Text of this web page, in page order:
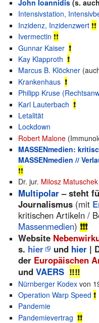
John Ioannidis (s. auch
Intensivstation,
Inzidenz, Inzidenzwert ❗❗
Ivermectin ❗❗
Gunnar Kaiser ❗
Kay Klapproth ❗
Marcus B. Klöckner
Krankenhaus ❗
Philipp Kruse
Karl Lauterbach ❗
Letalität
Lockdown
Robert Malone
MASSENmedien:
MASSENmedien //
❗❗
Dr. jur. Milosz Matuschek
Multipolar– steht
Journalismus (mit
kritischen Artikeln /
Massenmedien) ❗❗❗
Website
s. hier und hier |
der Europäischen
undVAERS ‼️‼️
Nürnberger Kodex von
Operation Warp Speed ❗
Pandemie
Pandemievertrag ❗❗